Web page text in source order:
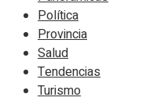
Política
Provincia
Salud
Tendencias
Turismo